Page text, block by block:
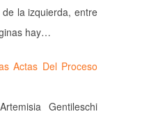
la izquierda, entre
hay…
Actas Del Proceso
Artemisia Gentileschi